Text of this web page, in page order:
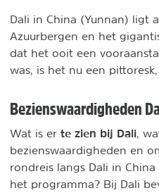
Dali in China (Yunnan) ligt
Azuurbergen en het
dat het ooit een
was, is het nu een
Bezienswaardigheden
Wat is er te zien bij Dali ,
bezienswaardigheden en
rondreis langs Dali in
het programma? Bij Dali